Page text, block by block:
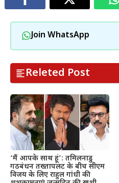
Join WhatsApp
Releted Post
‘मैं आपके साथ हूं’: तमिलनाडु
गठबंधन तख्तापलट के बीच सीएम
विजय के लिए राहुल गांधी की